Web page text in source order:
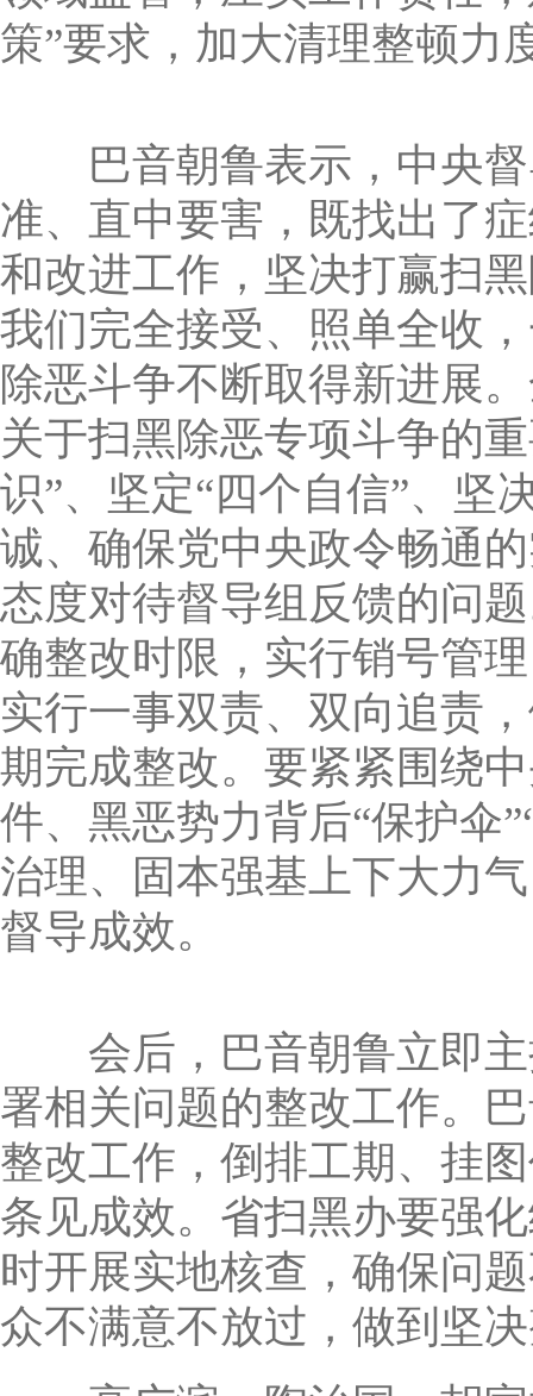
策”要求，加大清理整顿力
巴音朝鲁表示，中央督
准、直中要害，既找出了
和改进工作，坚决打赢扫
我们完全接受、照单全收
除恶斗争不断取得新进展
关于扫黑除恶专项斗争的
识”、坚定“四个自信”、坚
诚、确保党中央政令畅通
态度对待督导组反馈的问
确整改时限，实行销号管
实行一事双责、双向追责
期完成整改。要紧紧围绕
件、黑恶势力背后“保护伞
治理、固本强基上下大力
督导成效。
会后，巴音朝鲁立即主
署相关问题的整改工作。
整改工作，倒排工期、挂
条见成效。省扫黑办要强
时开展实地核查，确保问
众不满意不放过，做到坚